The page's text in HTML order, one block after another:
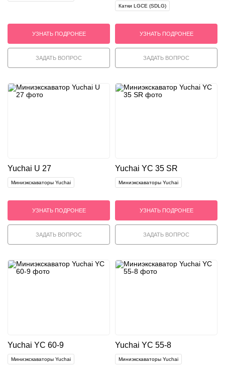
УЗНАТЬ ПОДРОНЕЕ
ЗАДАТЬ ВОПРОС
Катки LGCE (SDLG)
УЗНАТЬ ПОДРОНЕЕ
ЗАДАТЬ ВОПРОС
Yuchai U 27
Миниэкскаваторы Yuchai
УЗНАТЬ ПОДРОНЕЕ
ЗАДАТЬ ВОПРОС
Yuchai YC 35 SR
Миниэкскаваторы Yuchai
УЗНАТЬ ПОДРОНЕЕ
ЗАДАТЬ ВОПРОС
Yuchai YС 60-9
Миниэкскаваторы Yuchai
Yuchai YС 55-8
Миниэкскаваторы Yuchai